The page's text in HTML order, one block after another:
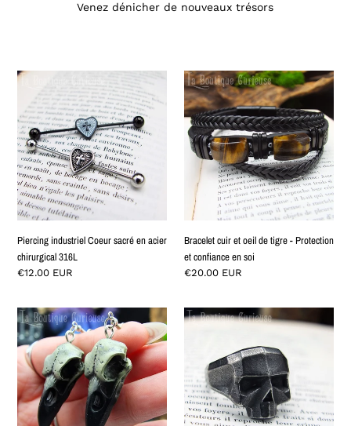
Venez dénicher de nouveaux trésors
Piercing
industriel
Coeur
sacré
en
acier
chirurgical
316L
Piercing industriel Coeur sacré en acier
chirurgical 316L
Prix
€12.00 EUR
Bracelet
cuir
et
oeil
de
tigre
Protection
et
en
soi
Bracelet cuir et oeil de tigre - Protection
et confiance en soi
Prix
€20.00 EUR
Boucles
d'oreilles
Raven
crânes
de
corbeaux
réalistes
Bague
gothique
en
acier
inoxydable